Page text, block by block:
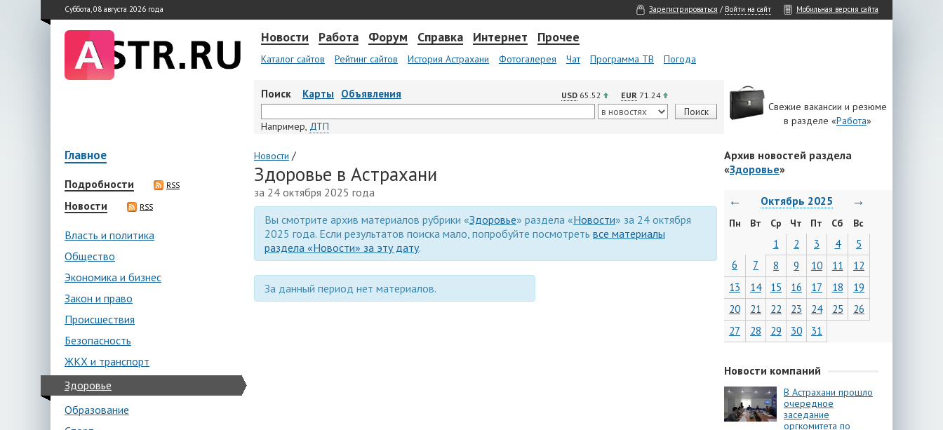
Суббота, 08 августа 2026 года Зарегистрироваться / Войти на сайт Мобильная версия сайта
Новости Работа Форум Справка Интернет Прочее
Каталог сайтов Рейтинг сайтов История Астрахани Фотогалерея Чат Программа ТВ Погода
Поиск Карты Объявления USD 65.52 EUR 71.24
Например, ДТП
Свежие вакансии и резюме
в разделе «Работа»
Главное
Подробности RSS
Новости RSS
Власть и политика
Общество
Экономика и бизнес
Закон и право
Происшествия
Безопасность
ЖКХ и транспорт
Здоровье
Образование
Новости /
Здоровье в Астрахани
за 24 октября 2025 года
Вы смотрите архив материалов рубрики «Здоровье» раздела «Новости» за 24 октября
2025 года. Если результатов поиска мало, попробуйте посмотреть все материалы
раздела «Новости» за эту дату.
За данный период нет материалов.
Архив новостей раздела
«Здоровье»
← Октябрь 2025 →
Пн Вт Ср Чт Пт Сб Вс
1 2 3 4
5
6
7 8 9 10 11
12
13
14 15 16 17 18
19
20
21 22 23 24 25
26
27
28 29 30 31
Новости компаний
В Астрахани прошло
очередное
заседание
оргкомитета по